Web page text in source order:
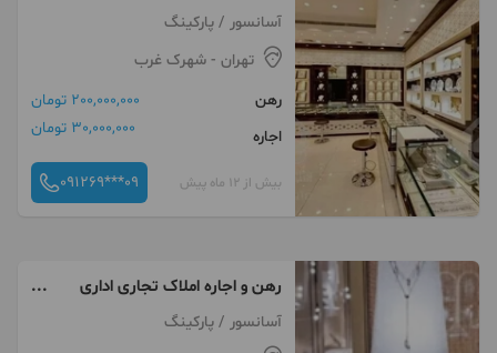
متر مغازه میلاد نور طلا فروشی
آسانسور / پارکینگ
تهران - شهرک غرب
رهن
200,000,000 تومان
اجاره
30,000,000 تومان
بیش از 12 ماه پیش 091269***09
رهن و اجاره املاک تجاری اداری
شهرک غرب ۳۵ متر مغازه پاساژ
پلاتین
آسانسور / پارکینگ